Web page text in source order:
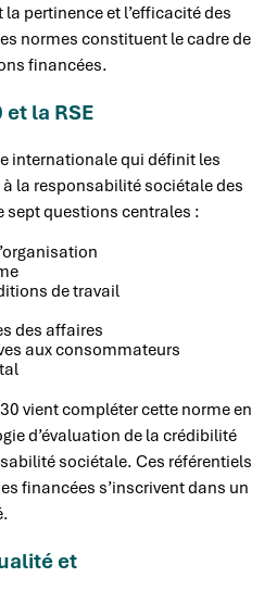
pertinence et l’efficacité des
normes constituent le cadre de
financées.
la RSE
internationale qui définit les
la responsabilité sociétale des
questions centrales :
de travail
des affaires
aux consommateurs
vient compléter cette norme en
d’évaluation de la crédibilité
sociétale. Ces référentiels
financées s’inscrivent dans un
et